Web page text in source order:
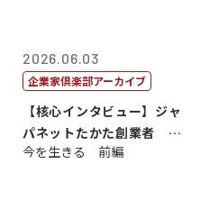
2026.06.03
企業家倶楽部アーカイブ
【核心インタビュー】ジャ
パネットたかた創業者 髙
田 明氏
今を生きる 前編